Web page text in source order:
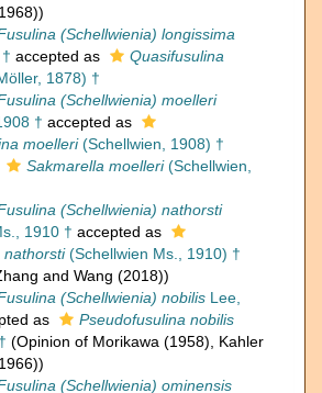
(Schellwienia) longissima
accepted as
Quasifusulina
1878) †
(Schellwienia) moelleri
† accepted as
moelleri(Schellwien, 1908) †
Sakmarella moelleri(Schellwien,
(Schellwienia) nathorsti
1910 † accepted as
nathorsti(Schellwien Ms., 1910) †
and Wang (2018))
(Schellwienia) nobilisLee,
as
Pseudofusulina nobilis
(Opinion of Morikawa (1958), Kahler
(Schellwienia) ominensis